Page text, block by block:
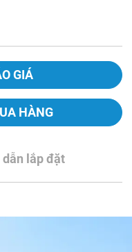
GIÁ
HÀNG
dẫn lắp đặt